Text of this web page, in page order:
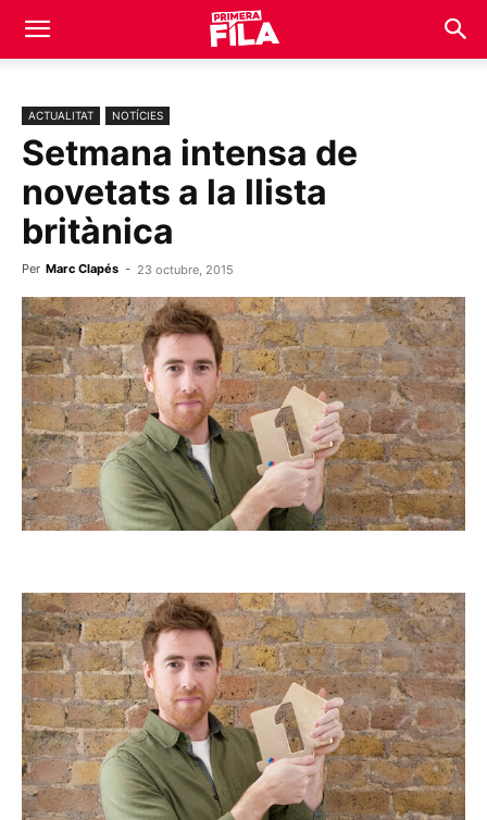
ACTUALITAT NOTÍCIES
Setmana intensa de
novetats a la llista
britànica
Per Marc Clapés - 23 octubre, 2015